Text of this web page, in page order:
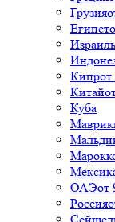
Грузия
Египет
Израиль
Кипр
Китай
Куба
ОАЭот
Россия